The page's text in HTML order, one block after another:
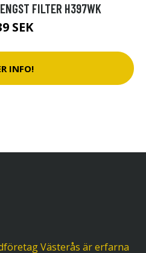
FILTER H397WK
SEK
INFO!
Västerås är erfarna